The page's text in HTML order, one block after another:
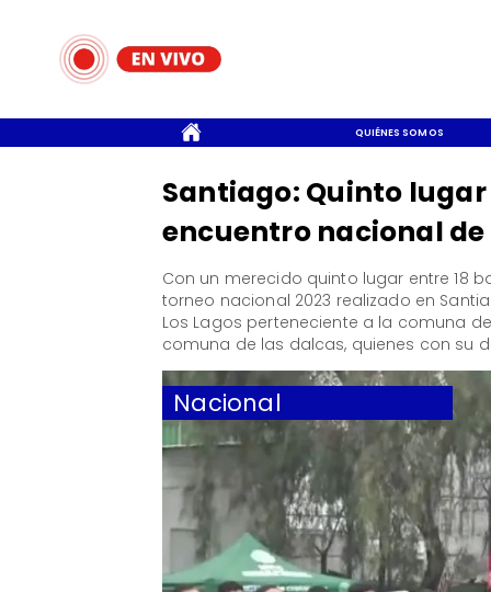
QUIÉNES SOMOS
Nacional
Santiago: Quinto
encuentro nacional
Con un merecido quinto lugar entre 18
torneo nacional 2023 realizado en
Los Lagos perteneciente a la comuna
comuna de las dalcas, quienes con su